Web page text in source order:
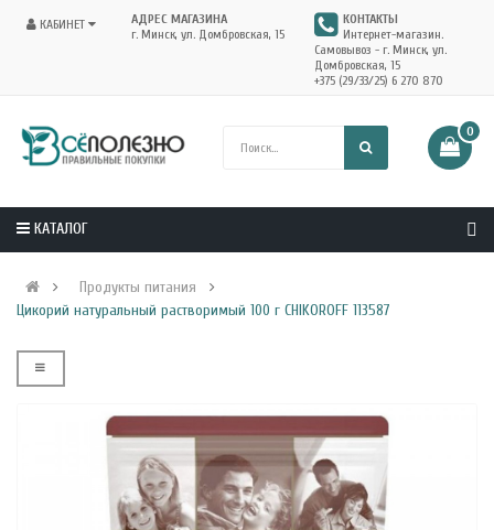
КАБИНЕТ
АДРЕС МАГАЗИНА
г. Минск, ул. Домбровская, 15
КОНТАКТЫ
Интернет-магазин.
Самовывоз - г. Минск, ул.
Домбровская, 15
+375 (29/33/25) 6 270 870
0
КАТАЛОГ
Продукты питания
Цикорий натуральный растворимый 100 г CHIKOROFF 113587